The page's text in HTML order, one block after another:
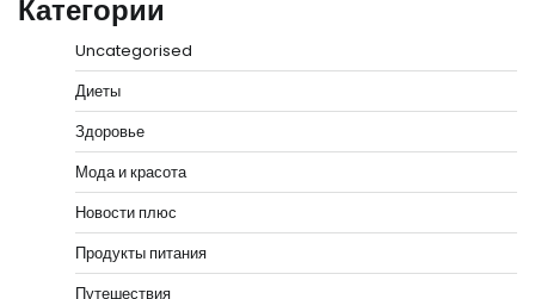
Категории
Uncategorised
Диеты
Здоровье
Мода и красота
Новости плюс
Продукты питания
Путешествия